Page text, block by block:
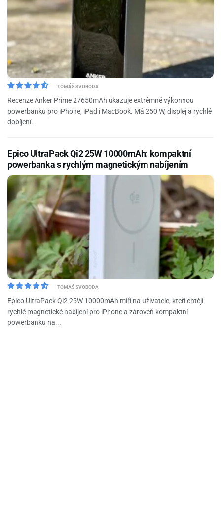
TOMÁŠ SVOBODA
Recenze Anker Prime 27650mAh ukazuje extrémně výkonnou
powerbanku pro iPhone, iPad i MacBook. Má 250 W, displej a rychlé
dobíjení.
Epico UltraPack Qi2 25W 10000mAh: kompaktní
powerbanka s rychlým magnetickým nabíjením
TOMÁŠ SVOBODA
Epico UltraPack Qi2 25W 10000mAh míří na uživatele, kteří chtějí
rychlé magnetické nabíjení pro iPhone a zároveň kompaktní
powerbanku na...